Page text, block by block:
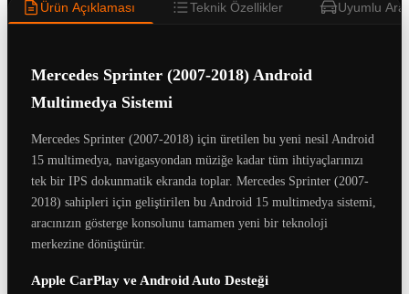
Ürün Açıklaması Teknik Özellikler Uyumlu
Mercedes Sprinter (2007-2018) Android
Multimedya Sistemi
Mercedes Sprinter (2007-2018) için üretilen bu yeni nesil Android
15 multimedya, navigasyondan müziğe kadar tüm ihtiyaçlarınızı
tek bir IPS dokunmatik ekranda toplar. Mercedes Sprinter (2007-
2018) sahipleri için geliştirilen bu Android 15 multimedya sistemi,
aracınızın gösterge konsolunu tamamen yeni bir teknoloji
merkezine dönüştürür.
Apple CarPlay ve Android Auto Desteği